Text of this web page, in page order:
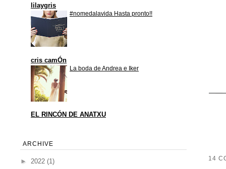
14
lilaygris
#nomedalavida Hasta pronto!!
cris camÓn
La boda de Andrea e Iker
EL RINCÓN DE ANATXU
ARCHIVE
► 2022 (1)